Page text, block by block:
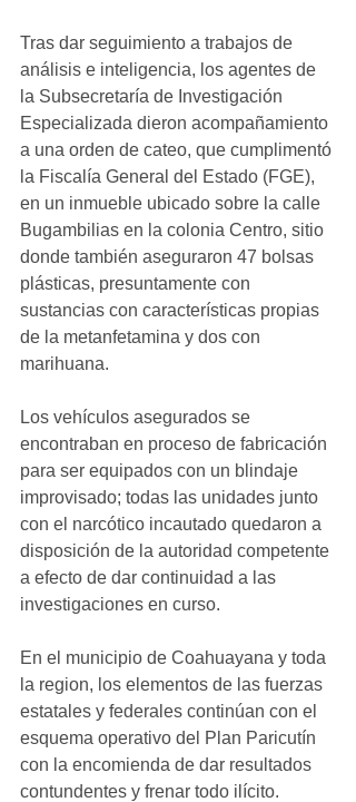
Tras dar seguimiento a trabajos de
análisis e inteligencia, los agentes de
la Subsecretaría de Investigación
Especializada dieron acompañamiento
a una orden de cateo, que cumplimentó
la Fiscalía General del Estado (FGE),
en un inmueble ubicado sobre la calle
Bugambilias en la colonia Centro, sitio
donde también aseguraron 47 bolsas
plásticas, presuntamente con
sustancias con características propias
de la metanfetamina y dos con
marihuana.
Los vehículos asegurados se
encontraban en proceso de fabricación
para ser equipados con un blindaje
improvisado; todas las unidades junto
con el narcótico incautado quedaron a
disposición de la autoridad competente
a efecto de dar continuidad a las
investigaciones en curso.
En el municipio de Coahuayana y toda
la region, los elementos de las fuerzas
estatales y federales continúan con el
esquema operativo del Plan Paricutín
con la encomienda de dar resultados
contundentes y frenar todo ilícito.